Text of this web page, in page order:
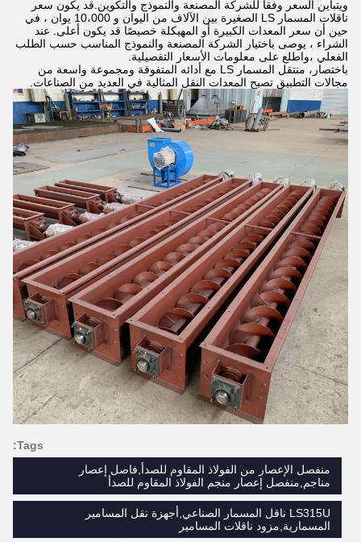
ويتباين السعر وفقا للشركة المصنعة والنموذج والتكوين.قد يكون سعر
ناقلات المسمار LS الصغيرة بين الآلاف من اليوان و 10،000 يوان ، في
حين أن سعر المعدات الكبيرة أو المهيكلة خصيصًا قد يكون أعلى. عند
الشراء ، يوصى باختيار الشركة المصنعة والنموذج المناسب حسب الطلب
الفعلي ،واطلع على معلومات الأسعار التفصيلية.
باختصار، منتقل المسمار LS مع أدائه المتفوقة ومجموعة واسعة من
مجالات التطبيق تصبح المعدات النقل المثالية في العديد من الصناعات.
Tags:
منفصل الإعصار من الفولاذ المقاوم للصدأ,فاصل إعصار
مناجم,منفصل إعصار منجم الفولاذ المقاوم للصدأ
LS315U ناقل المسمار الصناعي,أجهزة نقل المسامير
المسمارية,مزود ناقلات المسامير